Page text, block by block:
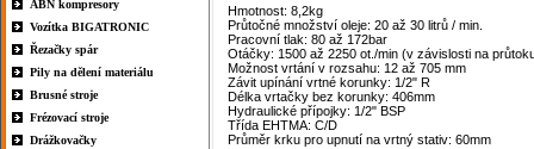
ABN kompresory
Vozítka BIGATRONIC
Řezačky spár
Pily na dělení materiálu
Brusné stroje
Frézovací stroje
Drážkovačky
Hmotnost: 8,2kg
Průtočné množství oleje: 20 až 30 litrů / min.
Pracovní tlak: 80 až 172bar
Otáčky: 1500 až 2250 ot./min (v závislosti na
Možnost vrtání v rozsahu: 12 až 705 mm
Závit upínání vrtné korunky: 1/2" R
Délka vrtačky bez korunky: 406mm
Hydraulické přípojky: 1/2" BSP
Třída EHTMA: C/D
Průměr krku pro upnutí na vrtný stativ: 60mm